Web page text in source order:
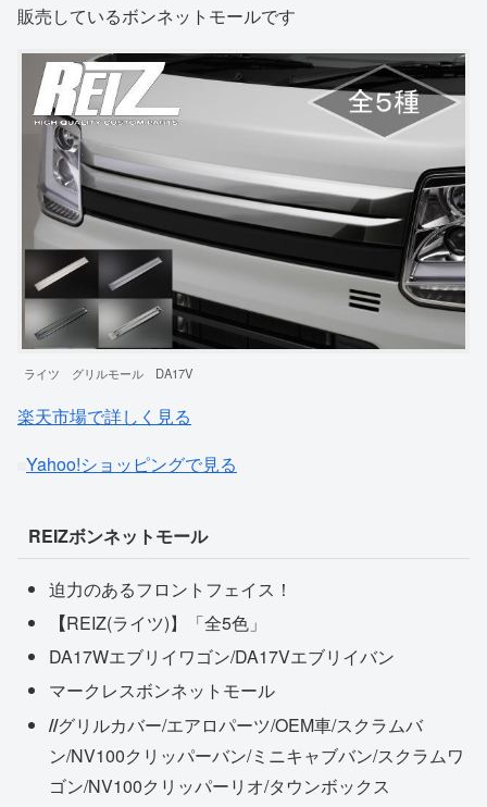
販売しているボンネットモールです
ライツ グリルモール DA17V
楽天市場で詳しく見る
Yahoo!ショッピングで見る
REIZボンネットモール
迫力のあるフロントフェイス！
【REIZ(ライツ)】「全5色」
DA17Wエブリイワゴン/DA17Vエブリイバン
マークレスボンネットモール
//グリルカバー/エアロパーツ/OEM車/スクラムバ
ン/NV100クリッパーバン/ミニキャブバン/スクラムワ
ゴン/NV100クリッパーリオ/タウンボックス